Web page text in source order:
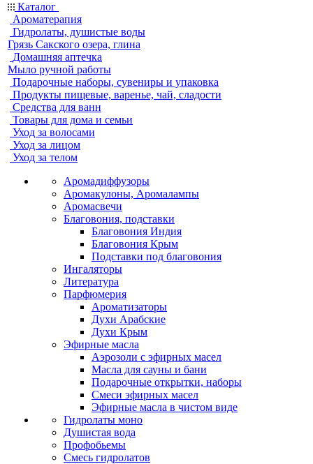
Каталог
Ароматерапия
Гидролаты, душистые воды
Грязь Сакского озера, глина
Домашняя аптечка
Мыло ручной работы
Подарочные наборы, сувениры и упаковка
Продукты пищевые, варенье, чай, сладости
Средства для ванн
Товары для дома и семьи
Уход за волосами
Уход за лицом
Уход за телом
Аромадиффузоры
Аромакулоны, Аромалампы
Аромасвечи
Благовония, подставки
Благовония Индия
Благовония Крым
Подставки под благовония
Ингаляторы
Литература
Парфюмерия
Ароматизаторы
Духи Арабские
Духи Крым
Эфирные масла
Аэрозоли с эфирных масел
Масла для сауны и бани
Подарочные открытки, наборы
Смеси эфирных масел
Эфирные масла в чистом виде
Гидролаты моно
Душистая вода
Профобьемы
Смесь гидролатов